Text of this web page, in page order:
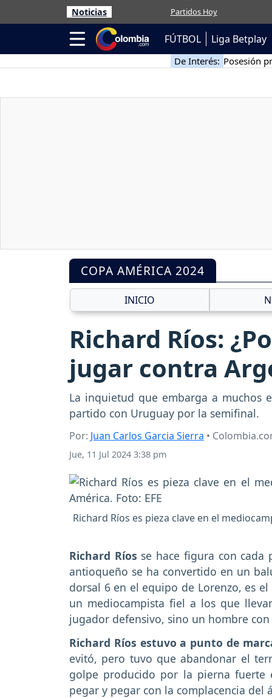
Noticias Partidos Hoy
FÚTBOL Liga Betplay
De Interés: Posesión
COPA AMÉRICA 2024
INICIO
Richard Ríos:
jugar contra
La inquietud que embarga a muchos
partido con Uruguay por la semifinal.
Por: Juan Carlos Garcia Sierra •
Jue, 11 Jul 2024 3:38 pm
Richard Ríos es pieza clave en el
Richard Ríos se hace figura con cada
antioqueño se ha convertido en un
dorsal 6 en el equipo de Lorenzo, es
un mediocampista fiel a los que
jugador defensivo, sino un hombre
Richard Ríos estuvo a punto de
evitó, pero tuvo que abandonar el
golpe producido por la pierna fuerte
pegar y pegar con la complacencia del